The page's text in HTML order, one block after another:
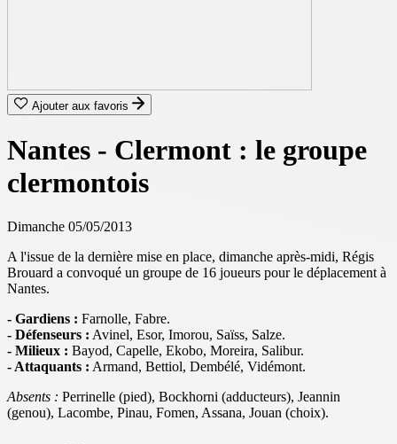
Ajouter aux favoris
Nantes - Clermont : le groupe
clermontois
Dimanche 05/05/2013
A l'issue de la dernière mise en place, dimanche après-midi, Régis
Brouard a convoqué un groupe de 16 joueurs pour le déplacement à
Nantes.
- Gardiens : Farnolle, Fabre.
- Défenseurs : Avinel, Esor, Imorou, Saïss, Salze.
- Milieux : Bayod, Capelle, Ekobo, Moreira, Salibur.
- Attaquants : Armand, Bettiol, Dembélé, Vidémont.
Absents : Perrinelle (pied), Bockhorni (adducteurs), Jeannin
(genou), Lacombe, Pinau, Fomen, Assana, Jouan (choix).